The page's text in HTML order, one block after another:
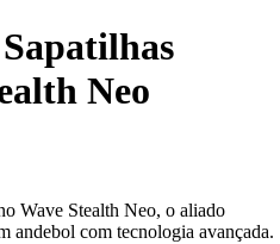
Sapatilhas
Neo
Wave Stealth Neo, o aliado
andebol com tecnologia avançada.